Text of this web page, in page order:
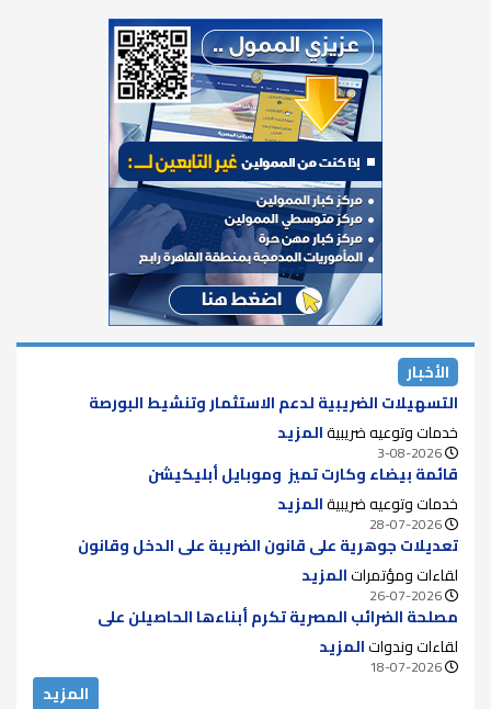
الأخبار
التسهيلات الضريبية لدعم الاستثمار وتنشيط البورصة
خدمات وتوعيه ضريبيةالمزيد
3-08-2026
قائمة بيضاء وكارت تميز وموبايل أبليكيشن
خدمات وتوعيه ضريبيةالمزيد
28-07-2026
تعديلات جوهرية على قانون الضريبة على الدخل وقانون
الضريبة على الدمغة للقضاء على الازدواج الضريبي ودعم سوق
الأوراق المالية
لقاءات ومؤتمراتالمزيد
26-07-2026
مصلحة الضرائب المصرية تكرم أبناءها الحاصيلن على
الماجستير والدكتوراه لعام 2025..
لقاءات وندواتالمزيد
18-07-2026
المزيد